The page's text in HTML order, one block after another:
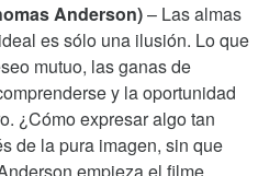
Anderson)– Las almas
es sólo una ilusión. Lo que
mutuo, las ganas de
y la oportunidad
¿Cómo expresar algo tan
de la pura imagen, sin que